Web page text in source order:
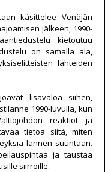
käsittelee Venäjän
jälkeen, 1990-
kietoutuu
on samalla ala,
lähteiden
lisävaloa siihen,
1990-luvulla, kun
reaktiot ja
tietoa siitä, miten
lännen suuntaan.
ja taustaa
siirroille.